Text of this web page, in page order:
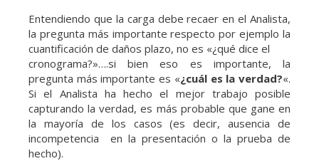
Entendiendo que la carga debe recaer en el Analista,
la pregunta más importante respecto por ejemplo la
cuantificación de daños plazo, no es «¿qué dice el
cronograma?»….si bien eso es importante, la
pregunta más importante es «¿cuál es la verdad?«.
Si el Analista ha hecho el mejor trabajo posible
capturando la verdad, es más probable que gane en
la mayoría de los casos (es decir, ausencia de
incompetencia en la presentación o la prueba de
hecho).